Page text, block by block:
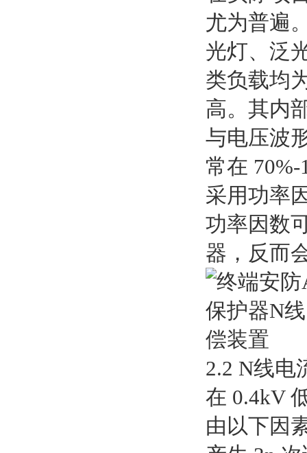
尤为普遍
光灯、泛
类负载均
高。其内
与电压波
常在
采用功率
功率因数
器，反而
2.2 N线电
在 0.4kV
由以下因